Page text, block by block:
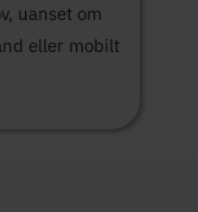
uanset om
eller mobilt